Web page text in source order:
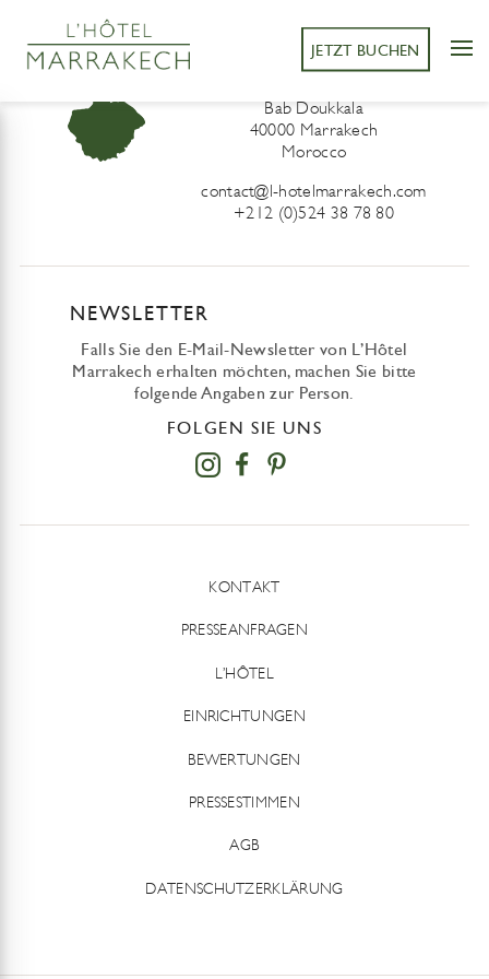
JETZT BUCHEN
L’Hôtel Marrakech
Bab Doukkala
40000 Marrakech
Morocco
contact@l-hotelmarrakech.com
+212 (0)524 38 78 80
NEWSLETTER
Falls Sie den E-Mail-Newsletter von L’Hôtel
Marrakech erhalten möchten, machen Sie bitte
folgende Angaben zur Person.
FOLGEN SIE UNS
KONTAKT
PRESSEANFRAGEN
L’HÔTEL
EINRICHTUNGEN
BEWERTUNGEN
PRESSESTIMMEN
AGB
DATENSCHUTZERKLÄRUNG